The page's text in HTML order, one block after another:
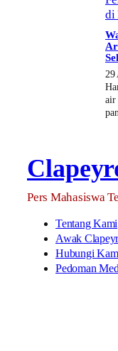
29
air
Pers Mahasiswa
Tentang Kami
Awak
Hubungi
Pedoman